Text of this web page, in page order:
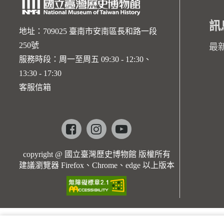
地址：709025 臺南市安南區長和路一段
250號
服務時段：周一至周五 09:30 - 12:30、
13:30 - 17:30
客服信箱
Facebookinstagramyoutube
copyright @ 國立臺灣歷史博物館 版權所有
建議瀏覽器 Firefox、Chrome、edge 以上版本
訊
最